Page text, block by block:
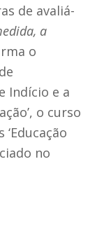
de avaliá-
a
o
Indício e a
o curso
no